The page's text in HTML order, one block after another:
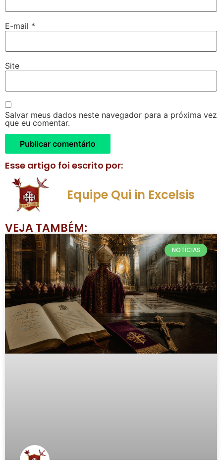
E-mail *
Site
Salvar meus dados neste navegador para a próxima vez
que eu comentar.
Esse artigo foi escrito por:
Equipe Qui in Excelsis
VEJA TAMBÉM:
NOTÍCIAS